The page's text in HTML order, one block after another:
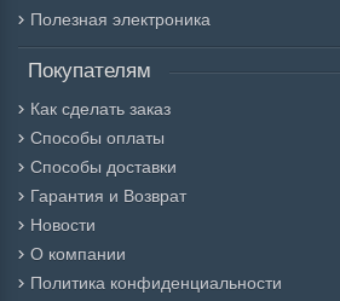
Полезная электроника
Покупателям
Как сделать заказ
Способы оплаты
Способы доставки
Гарантия и Возврат
Новости
О компании
Политика конфиденциальности